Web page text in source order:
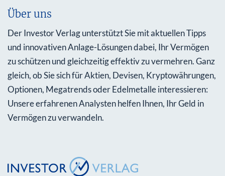
Über uns
Der Investor Verlag unterstützt Sie mit aktuellen Tipps
und innovativen Anlage-Lösungen dabei, Ihr Vermögen
zu schützen und gleichzeitig effektiv zu vermehren. Ganz
gleich, ob Sie sich für Aktien, Devisen, Kryptowährungen,
Optionen, Megatrends oder Edelmetalle interessieren:
Unsere erfahrenen Analysten helfen Ihnen, Ihr Geld in
Vermögen zu verwandeln.